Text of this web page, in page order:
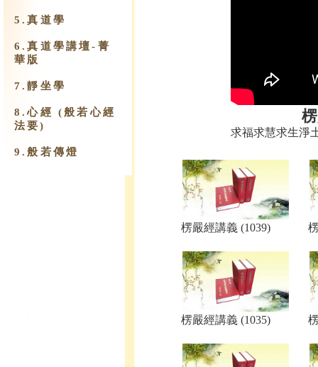
5.真道學
6.真道學講壇-菁
華版
7.靜坐學
8.心經 (般若心經
法要)
9.​般若傳燈
求福求慧求生淨
楞嚴經講義 (1039)
楞嚴經講義 (1035)